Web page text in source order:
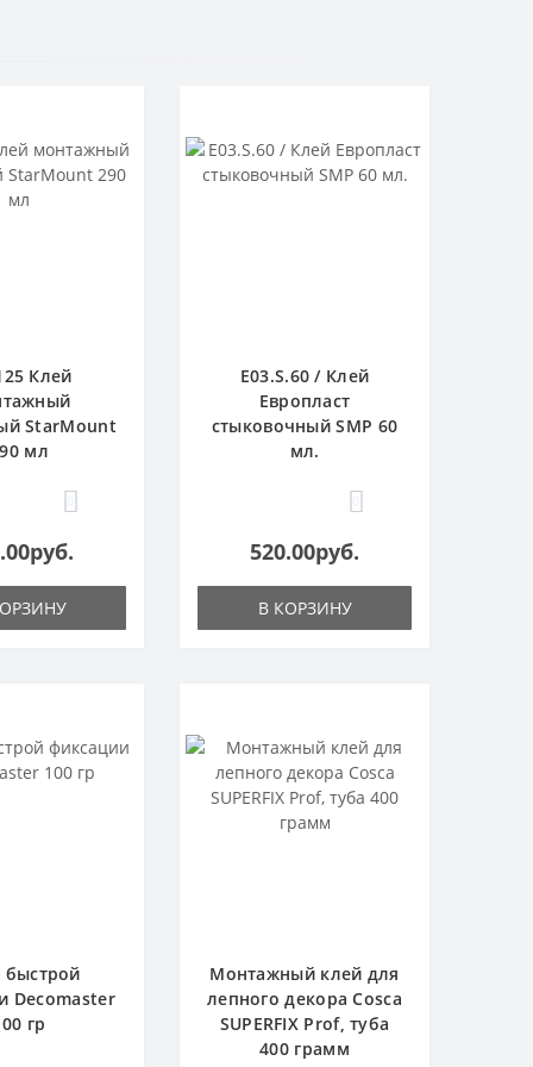
Клей
StarMount
мл
E03.S.60 / Клей
Европласт
стыковочный SMP 60
мл.
520.00руб.
В КОРЗИНУ
быстрой
Decomaster
гр
Монтажный клей для
лепного декора Cosca
SUPERFIX Prof, туба
400 грамм